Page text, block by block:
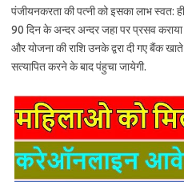
पंजीयनकरता की पत्नी को इसका लाभ स्वत:
90 दिन के अन्दर अन्दर जहा पर प्रसव कराया
और योजना की राशि उनके द्वरा दी गए बैंक खाते
सत्यापित करने के बाद पंहुचा जायेगी.